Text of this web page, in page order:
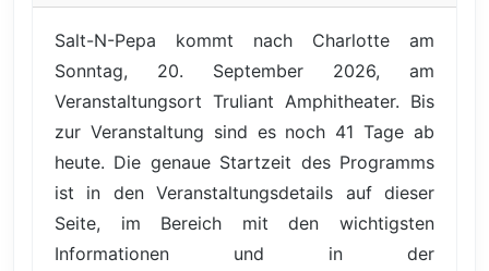
Salt-N-Pepa kommt nach Charlotte am
Sonntag, 20. September 2026, am
Veranstaltungsort Truliant Amphitheater. Bis
zur Veranstaltung sind es noch 41 Tage ab
heute. Die genaue Startzeit des Programms
ist in den Veranstaltungsdetails auf dieser
Seite, im Bereich mit den wichtigsten
Informationen und in der